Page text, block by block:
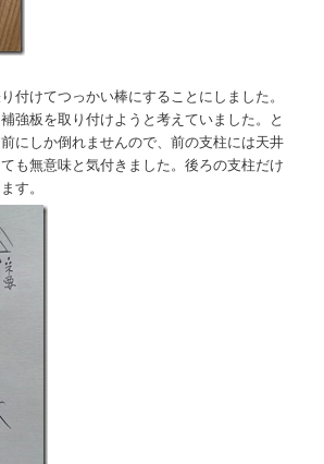
付けてつっかい棒にすることにしました。
強板を取り付けようと考えていました。と
にしか倒れませんので、前の支柱には天井
も無意味と気付きました。後ろの支柱だけ
す。